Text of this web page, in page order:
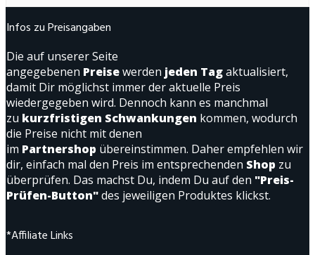
Infos zu Preisangaben
Die auf unserer Seite
angegebenen Preisewerden jeden Tagaktualisiert,
damit Dir möglichst immer der aktuelle Preis
wiedergegeben wird. Dennoch kann es manchmal
zu kurzfristigen Schwankungen kommen, wodurch
die Preise nicht mit denen
im Partnershop übereinstimmen. Daher empfehlen wir
dir, einfach mal den Preis im entsprechenden Shop zu
überprüfen. Das machst Du, indem Du auf den "Preis-
Prüfen-Button"des jeweiligen Produktes klickst.
*Affiliate Links